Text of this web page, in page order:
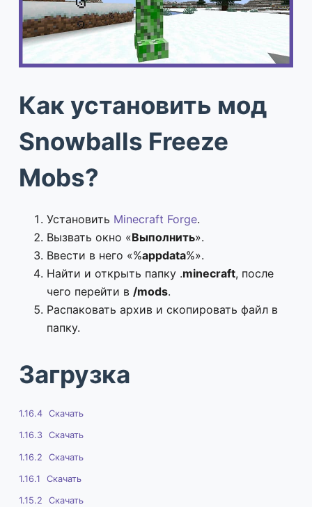
Как установить мод
Snowballs Freeze
Mobs?
Установить Minecraft Forge.
Вызвать окно «Выполнить».
Ввести в него «%appdata%».
Найти и открыть папку .minecraft, после
чего перейти в /mods.
Распаковать архив и скопировать файл в
папку.
Загрузка
1.16.4 Скачать
1.16.3 Скачать
1.16.2 Скачать
1.16.1 Скачать
1.15.2 Скачать